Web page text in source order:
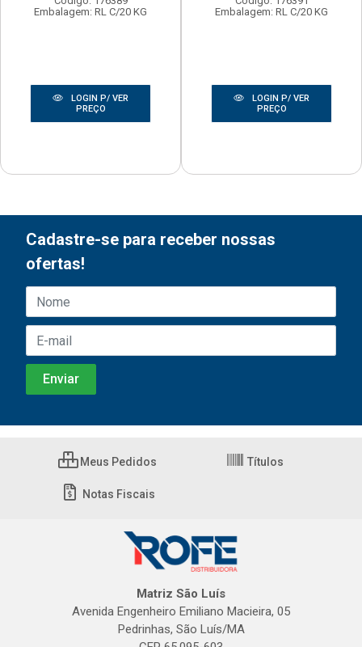
Embalagem: RL C/20 KG
LOGIN P/ VER
PREÇO
Embalagem: RL C/20 KG
LOGIN P/ VER
PREÇO
Cadastre-se para receber nossas
ofertas!
Meus Pedidos Títulos
Notas Fiscais
Matriz São Luís
Avenida Engenheiro Emiliano Macieira, 05
Pedrinhas, São Luís/MA